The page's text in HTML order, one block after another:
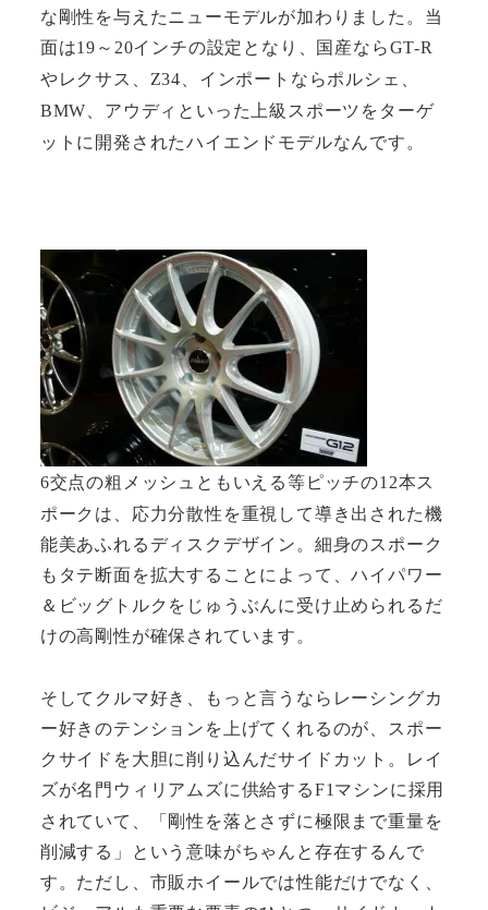
な剛性を与えたニューモデルが加わりました。当
面は19 ～ 20インチの設定となり、国産ならGT-R
やレクサス、 Z34 、インポートならポルシェ、
BMW
、アウディといった上級スポーツをターゲ
ットに開発されたハイエンドモデルなんです。
6交点の粗メッシュともいえる等ピッチの12本ス
ポークは、応力分散性を重視して導き出された機
能美あふれるディスクデザイン。細身のスポーク
もタテ断面を拡大することによって、ハイパワー
＆ビッグトルクをじゅうぶんに受け止められるだ
けの高剛性が確保されています。
そしてクルマ好き、もっと言うならレーシングカ
ー好きのテンションを上げてくれるのが、スポー
クサイドを大胆に削り込んだサイドカット。レイ
ズが名門ウィリアムズに供給するF1 マシンに採用
されていて、「剛性を落とさずに極限まで重量を
削減する」という意味がちゃんと存在するんで
す。ただし、市販ホイールでは性能だけでなく、